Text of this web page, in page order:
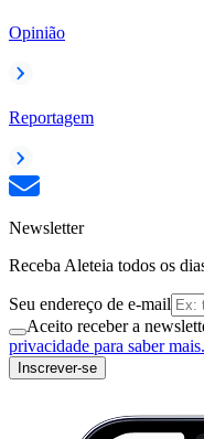
Opinião
Reportagem
Newsletter
Receba Aleteia todos os
Seu endereço de e-mail
Aceito receber a
privacidade para saber mais.
Inscrever-se